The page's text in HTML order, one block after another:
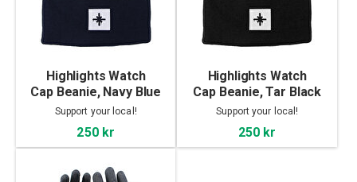
Highlights Watch
Cap Beanie, Navy Blue
Support your local!
250 kr
Highlights Watch
Cap Beanie, Tar Black
Support your local!
250 kr